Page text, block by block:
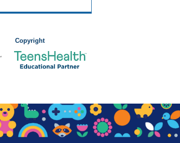
Copyright